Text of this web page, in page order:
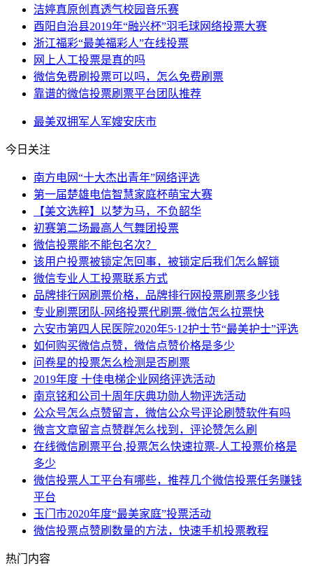
洁婷真原创真透气校园音乐赛
酉阳自治县2019年“融兴杯”羽毛球网络投票大赛
浙江福彩“最美福彩人”在线投票
网上人工投票是真的吗
微信免费刷投票可以吗，怎么免费刷票
靠谱的微信投票刷票平台团队推荐
最美双拥军人军嫂安庆市
今日关注
南方电网“十大杰出青年”网络评选
第一届楚雄电信智慧家庭杯萌宝大赛
【美文选粹】以梦为马，不负韶华
初赛第二场最高人气舞团投票
微信投票能不能包名次？
该用户投票被锁定怎回事，被锁定后我们怎么解锁
微信专业人工投票联系方式
品牌排行网刷票价格，品牌排行网投票刷票多少钱
专业刷票团队-网络投票代刷票-微信怎么拉票快
六安市第四人民医院2020年5·12护士节“最美护士”评选
如何购买微信点赞，微信点赞价格是多少
问卷星的投票怎么检测是否刷票
2019年度 十佳电梯企业网络评选活动
南京铭和公司十周年庆典功勋人物评选活动
公众号怎么点赞留言，微信公众号评论刷赞软件有吗
微言文章留言点赞群怎么找到，评论赞怎么刷
在线微信刷票平台,投票怎么快速拉票-人工投票价格是
多少
微信投票人工平台有哪些，推荐几个微信投票任务赚钱
平台
玉门市2020年度“最美家庭”投票活动
微信投票点赞刷数量的方法，快速手机投票教程
热门内容